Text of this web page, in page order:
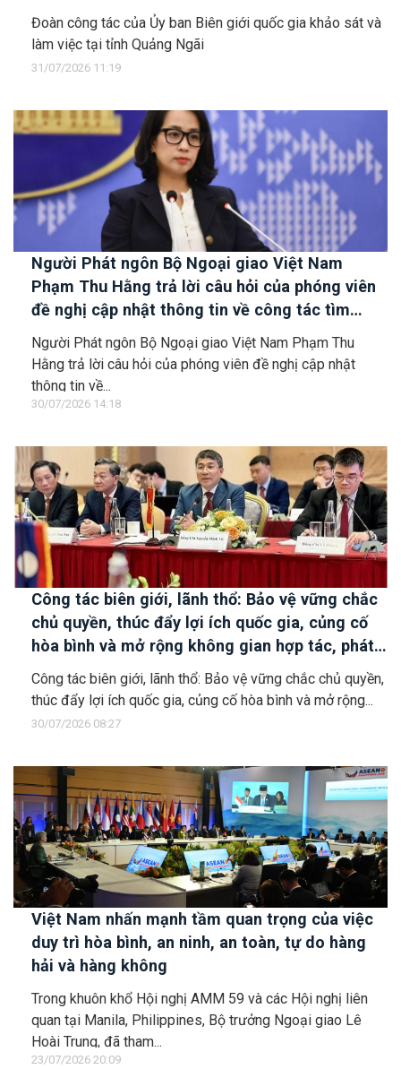
Đoàn công tác của Ủy ban Biên giới quốc gia khảo sát và
làm việc tại tỉnh Quảng Ngãi
31/07/2026 11:19
Người Phát ngôn Bộ Ngoại giao Việt Nam
Phạm Thu Hằng trả lời câu hỏi của phóng viên
đề nghị cập nhật thông tin về công tác tìm
kiếm, cứu hộ các thuyền viên Việt Nam trên tàu
Khôi Nguyên 18
Người Phát ngôn Bộ Ngoại giao Việt Nam Phạm Thu
Hằng trả lời câu hỏi của phóng viên đề nghị cập nhật
thông tin về...
30/07/2026 14:18
Công tác biên giới, lãnh thổ: Bảo vệ vững chắc
chủ quyền, thúc đẩy lợi ích quốc gia, củng cố
hòa bình và mở rộng không gian hợp tác, phát
triển
Công tác biên giới, lãnh thổ: Bảo vệ vững chắc chủ quyền,
thúc đẩy lợi ích quốc gia, củng cố hòa bình và mở rộng...
30/07/2026 08:27
Việt Nam nhấn mạnh tầm quan trọng của việc
duy trì hòa bình, an ninh, an toàn, tự do hàng
hải và hàng không
Trong khuôn khổ Hội nghị AMM 59 và các Hội nghị liên
quan tại Manila, Philippines, Bộ trưởng Ngoại giao Lê
Hoài Trung, đã tham...
23/07/2026 20:09